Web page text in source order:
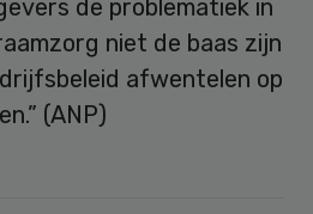
de problematiek in
niet de baas zijn
afwentelen op
(ANP)